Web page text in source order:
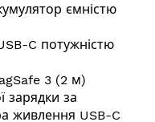
ємністю
C потужністю
3 (2 м)
зарядки за
живлення USB-C